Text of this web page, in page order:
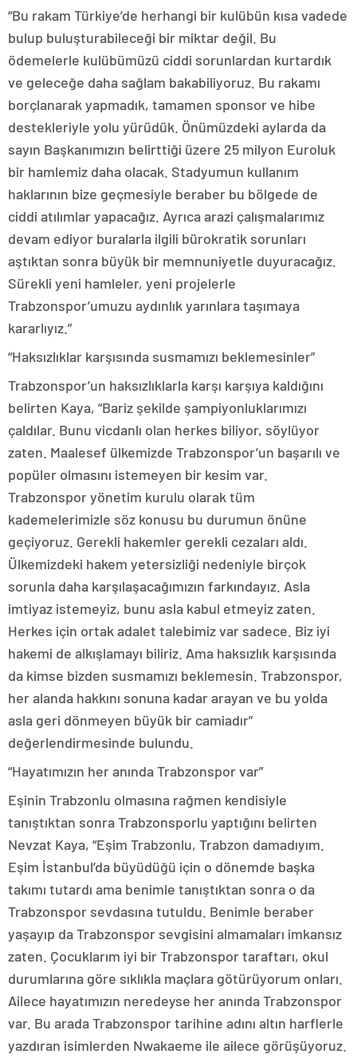
“Bu rakam Türkiye’de herhangi bir kulübün kısa vadede
bulup buluşturabileceği bir miktar değil. Bu
ödemelerle kulübümüzü ciddi sorunlardan kurtardık
ve geleceğe daha sağlam bakabiliyoruz. Bu rakamı
borçlanarak yapmadık, tamamen sponsor ve hibe
destekleriyle yolu yürüdük. Önümüzdeki aylarda da
sayın Başkanımızın belirttiği üzere 25 milyon Euroluk
bir hamlemiz daha olacak. Stadyumun kullanım
haklarının bize geçmesiyle beraber bu bölgede de
ciddi atılımlar yapacağız. Ayrıca arazi çalışmalarımız
devam ediyor buralarla ilgili bürokratik sorunları
aştıktan sonra büyük bir memnuniyetle duyuracağız.
Sürekli yeni hamleler, yeni projelerle
Trabzonspor’umuzu aydınlık yarınlara taşımaya
kararlıyız.”
“Haksızlıklar karşısında susmamızı beklemesinler”
Trabzonspor’un haksızlıklarla karşı karşıya kaldığını
belirten Kaya, “Bariz şekilde şampiyonluklarımızı
çaldılar. Bunu vicdanlı olan herkes biliyor, söylüyor
zaten. Maalesef ülkemizde Trabzonspor’un başarılı ve
popüler olmasını istemeyen bir kesim var.
Trabzonspor yönetim kurulu olarak tüm
kademelerimizle söz konusu bu durumun önüne
geçiyoruz. Gerekli hakemler gerekli cezaları aldı.
Ülkemizdeki hakem yetersizliği nedeniyle birçok
sorunla daha karşılaşacağımızın farkındayız. Asla
imtiyaz istemeyiz, bunu asla kabul etmeyiz zaten.
Herkes için ortak adalet talebimiz var sadece. Biz iyi
hakemi de alkışlamayı biliriz. Ama haksızlık karşısında
da kimse bizden susmamızı beklemesin. Trabzonspor,
her alanda hakkını sonuna kadar arayan ve bu yolda
asla geri dönmeyen büyük bir camiadır”
değerlendirmesinde bulundu.
“Hayatımızın her anında Trabzonspor var”
Eşinin Trabzonlu olmasına rağmen kendisiyle
tanıştıktan sonra Trabzonsporlu yaptığını belirten
Nevzat Kaya, “Eşim Trabzonlu, Trabzon damadıyım.
Eşim İstanbul’da büyüdüğü için o dönemde başka
takımı tutardı ama benimle tanıştıktan sonra o da
Trabzonspor sevdasına tutuldu. Benimle beraber
yaşayıp da Trabzonspor sevgisini almamaları imkansız
zaten. Çocuklarım iyi bir Trabzonspor taraftarı, okul
durumlarına göre sıklıkla maçlara götürüyorum onları.
Ailece hayatımızın neredeyse her anında Trabzonspor
var. Bu arada Trabzonspor tarihine adını altın harflerle
yazdıran isimlerden Nwakaeme ile ailece görüşüyoruz.